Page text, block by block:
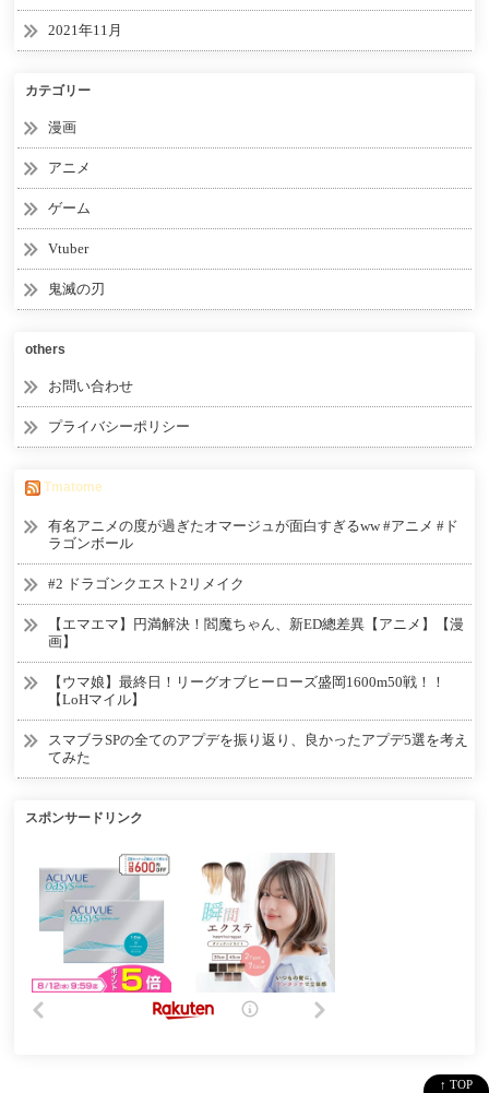
2021年11月
カテゴリー
漫画
アニメ
ゲーム
Vtuber
鬼滅の刃
others
お問い合わせ
プライバシーポリシー
Tmatome
有名アニメの度が過ぎたオマージュが面白すぎるww #アニメ #ド
ラゴンボール
#2 ドラゴンクエスト2リメイク
【エマエマ】円満解決！閻魔ちゃん、新ED總差異【アニメ】【漫
画】
【ウマ娘】最終日！リーグオブヒーローズ盛岡1600m50戦！！
【LoHマイル】
スマブラSPの全てのアプデを振り返り、良かったアプデ5選を考え
てみた
スポンサードリンク
↑ TOP